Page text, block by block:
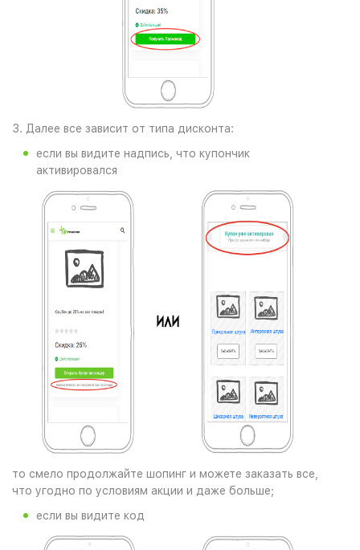
3. Далее все зависит от типа дисконта:
если вы видите надпись, что купончик
активировался
то смело продолжайте шопинг и можете заказать все,
что угодно по условиям акции и даже больше;
если вы видите код